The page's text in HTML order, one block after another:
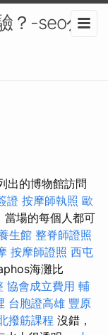
？-seo公
出的博物館訪問
證 按摩師執照 歐
當場的每個人都可
生館 整脊師證照
按摩師證照 西屯
海灘比
協會成立費用 輔
台胞證高雄 豐原
撥筋課程 沒錯，